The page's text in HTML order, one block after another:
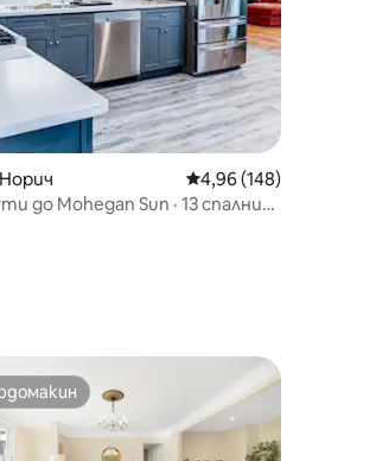
от 5, 182 отзива
Средна оценка: 4,96
4,96 (148)
до Mohegan Sun · 13 спални